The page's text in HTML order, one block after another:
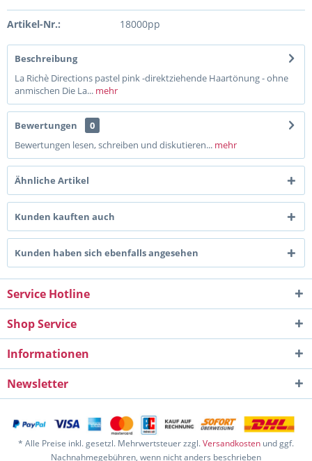
Artikel-Nr.: 18000pp
Beschreibung
La Richè Directions pastel pink -direktziehende Haartönung - ohne
anmischen Die La... mehr
Bewertungen
0
Bewertungen lesen, schreiben und diskutieren... mehr
Ähnliche Artikel
Kunden kauften auch
Kunden haben sich ebenfalls angesehen
Service Hotline
Shop Service
Informationen
Newsletter
* Alle Preise inkl. gesetzl. Mehrwertsteuer zzgl.Versandkosten und ggf.
Nachnahmegebühren, wenn nicht anders beschrieben